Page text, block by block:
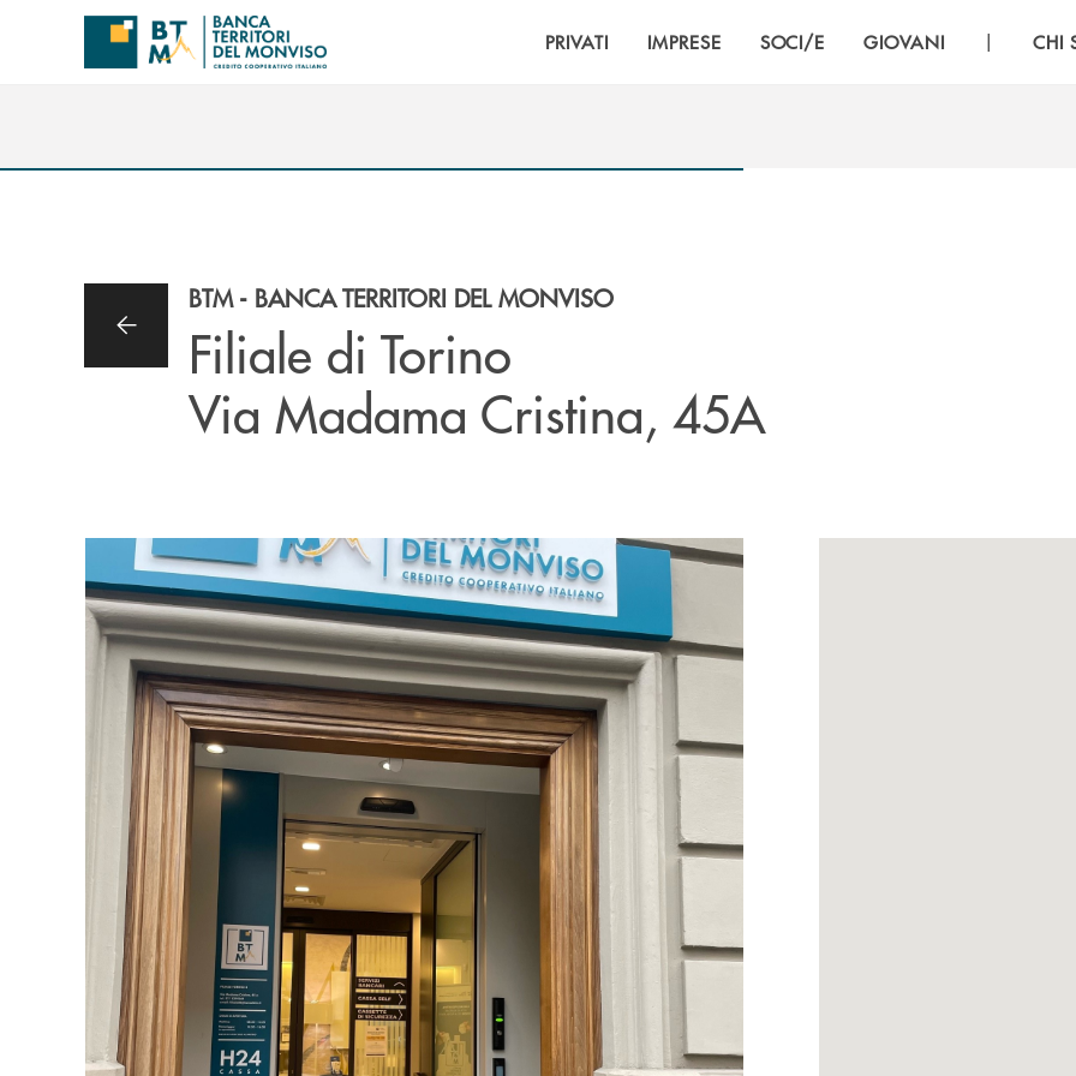
Salta al contenuto principale
PRIVATI IMPRESE SOCI/E GIOVANI | CHI
BTM - BANCA TERRITORI DEL MONVISO
Filiale di Torino
Via Madama Cristina, 45A